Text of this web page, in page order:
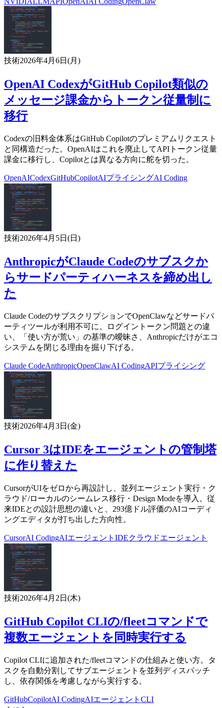
技術2026年4月6日(月)
OpenAI CodexがGitHub Copilot類似の
メッセージ課金からトークン従量制に
移行
Codexの旧料金体系はGitHub Copilotのプレミアムリクエスト
と同構造だった。OpenAIはこれを廃止してAPIトークン従量
課金に移行し、Copilotとは異なる方向に舵を切った。
OpenAICodexGitHubCopilotAIプライシングAI Coding
技術2026年4月5日(日)
AnthropicがClaude Codeのサブスクか
らサードパーティハーネスを締め出し
た
Claude CodeのサブスクリプションでOpenClawなどサードパ
ーティツールが利用不可に。ログイントークン問題との違
い、「使い方が荒い」の基準の曖昧さ、Anthropicだけがエコ
システムを閉じる理由を掘り下げる。
Claude CodeAnthropicOpenClawAI CodingAPIプライシング
技術2026年4月3日(金)
Cursor 3はIDEをエージェントの管制塔
に作り替えた
CursorがUIをゼロから再設計し、並列エージェント実行・ク
ラウド/ローカルのシームレス移行・Design Modeを導入。従
来IDEとの設計思想の違いと、293億ドル評価のAIコーディ
ングエディタが打ち出した方向性。
CursorAI CodingAIエージェント IDEクラウドエージェント
技術2026年4月2日(木)
GitHub Copilot CLIの/fleetコマンドで
複数エージェントを同時実行する
Copilot CLIに追加された/fleetコマンドの仕組みと使い方。タ
スクを自動分割してサブエージェントを並列ディスパッチ
し、依存関係を考慮しながら実行する。
GitHubCopilotAI CodingAIエージェント CLI